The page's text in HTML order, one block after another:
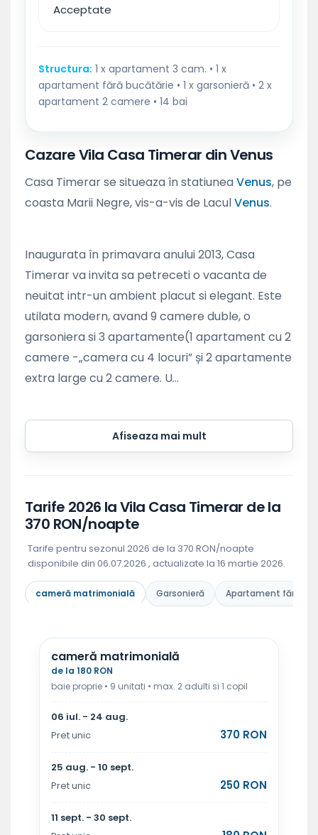
Acceptate
Structura: 1 x apartament 3 cam. • 1 x
apartament fără bucătărie • 1 x garsonieră • 2 x
apartament 2 camere • 14 bai
Cazare Vila Casa Timerar din Venus
Casa Timerar se situeaza în statiuneaVenus, pe
coasta Marii Negre, vis-a-vis de LaculVenus.
Inaugurata în primavara anului 2013, Casa
Timerar va invita sa petreceti o vacanta de
neuitat intr-un ambient placut si elegant. Este
utilata modern, avand 9 camere duble, o
garsoniera si 3 apartamente(1 apartament cu 2
camere -„camera cu 4 locuri” și 2 apartamente
extra large cu 2 camere. U...
Afiseaza mai mult
Tarife 2026 la Vila Casa Timerar de la
370 RON/noapte
Tarife pentru sezonul 2026 de la 370 RON/noapte
disponibile din 06.07.2026 , actualizate la 16 martie 2026.
cameră matrimonială Garsonieră Apartament fără
cameră matrimonială
de la 180 RON
baie proprie • 9 unitati • max. 2 adulti si 1 copil
06 iul. - 24 aug.
Pret unic
370 RON
25 aug. - 10 sept.
Pret unic
250 RON
11 sept. - 30 sept.